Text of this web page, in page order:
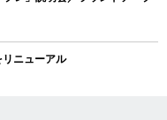
ニューアル